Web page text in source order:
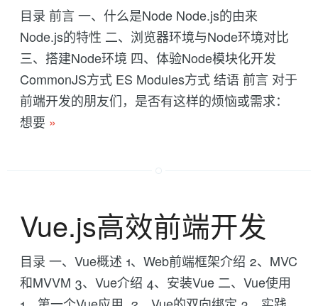
目录 前言 一、什么是Node Node.js的由来
Node.js的特性 二、浏览器环境与Node环境对比
三、搭建Node环境 四、体验Node模块化开发
CommonJS方式 ES Modules方式 结语 前言 对于
前端开发的朋友们，是否有这样的烦恼或需求：
想要 »
Vue.js高效前端开发
目录 一、Vue概述 1、Web前端框架介绍 2、MVC
和MVVM 3、Vue介绍 4、安装Vue 二、Vue使用